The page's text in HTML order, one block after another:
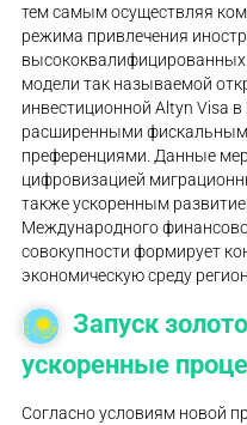
тем самым осуществляя
режима привлечения
высококвалифицированных
модели так называемой
инвестиционной Altyn Visa
расширенными
преференциями. Данные
цифровизацией
также ускоренным
Международного
совокупности формирует
экономическую среду
Запуск
ускоренные
Согласно условиям новой